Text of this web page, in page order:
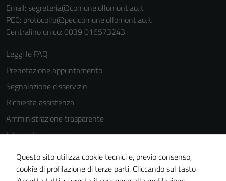
Email: segreteria@comune.ollomont.ao.it
PEC: protocollo@pec.comune.ollomont.ao.it
Centralino unico: 0039 016573243
Leggi le FAQ
Prenotazione appuntamento
Segnalazione disservizio
Richiesta assistenza
Amministrazione trasparente
Informativa privacy
Cookie Policy
Note legali
Questo sito utilizza cookie tecnici e, previo consenso,
cookie di profilazione di terze parti. Cliccando sul tasto
essere
disabilitati.